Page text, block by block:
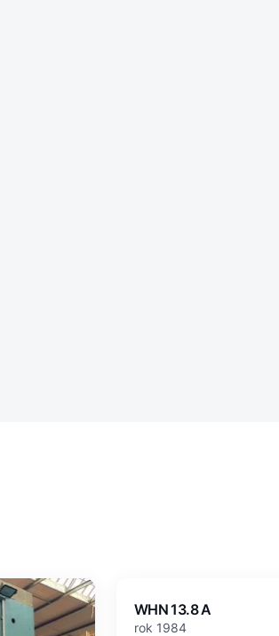
WHN 13.8 A
rok 1984